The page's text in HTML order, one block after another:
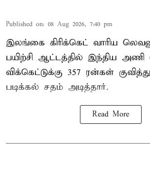
Published on: 08 Aug 2026, 7:40 pm
இலங்கை கிரிக்கெட் வாரிய
பயிற்சி ஆட்டத்தில் இந்திய அணி
விக்கெட்டுக்கு 357 ரன்கள்
படிக்கல் சதம் அடித்தார்.
Read More